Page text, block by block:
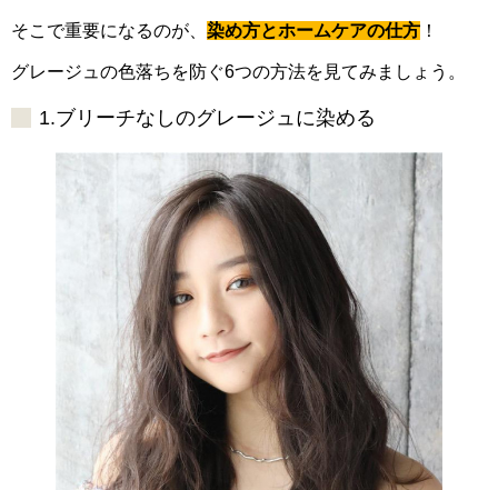
そこで重要になるのが、 染め方とホームケアの仕方 ！
グレージュの色落ちを防ぐ6つの方法を見てみましょう。
1.ブリーチなしのグレージュに染める